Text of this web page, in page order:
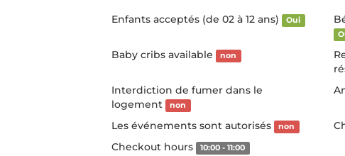
Enfants acceptés (de 02 à 12 ans) Oui
Baby cribs available non
Interdiction de fumer dans le
logement
non
Les événements sont autorisés non
Checkout hours 10:00 - 11:00